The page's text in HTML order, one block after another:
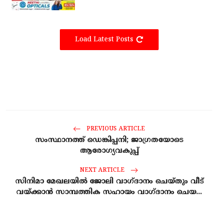
Load Latest Posts
PREVIOUS ARTICLE
സംസ്ഥാനത്ത് ഡെങ്കിപ്പനി; ജാഗ്രതയോടെ
ആരോഗ്യവകുപ്പ്
NEXT ARTICLE
സിനിമാ മേഖലയിൽ ജോലി വാഗ്ദാനം ചെയ്തും വീട്
വയ്ക്കാൻ സാമ്പത്തിക സഹായം വാഗ്ദാനം ചെയ...